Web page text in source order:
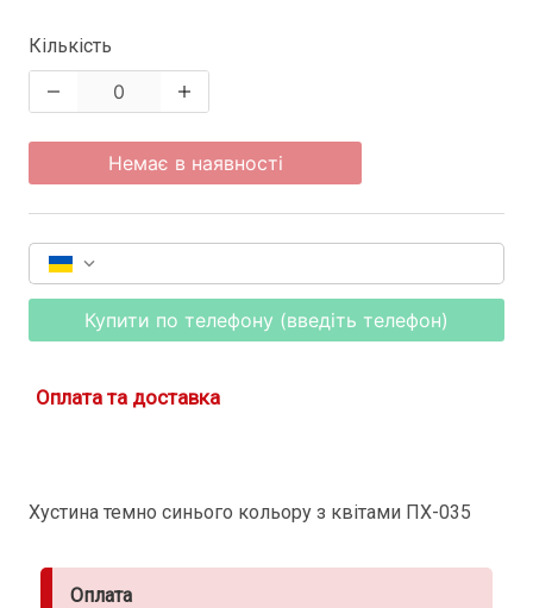
Кількість
Немає в наявності
Купити по телефону (введіть телефон)
Оплата та доставка
Хустина темно синього кольору з квітами ПХ-035
Оплата